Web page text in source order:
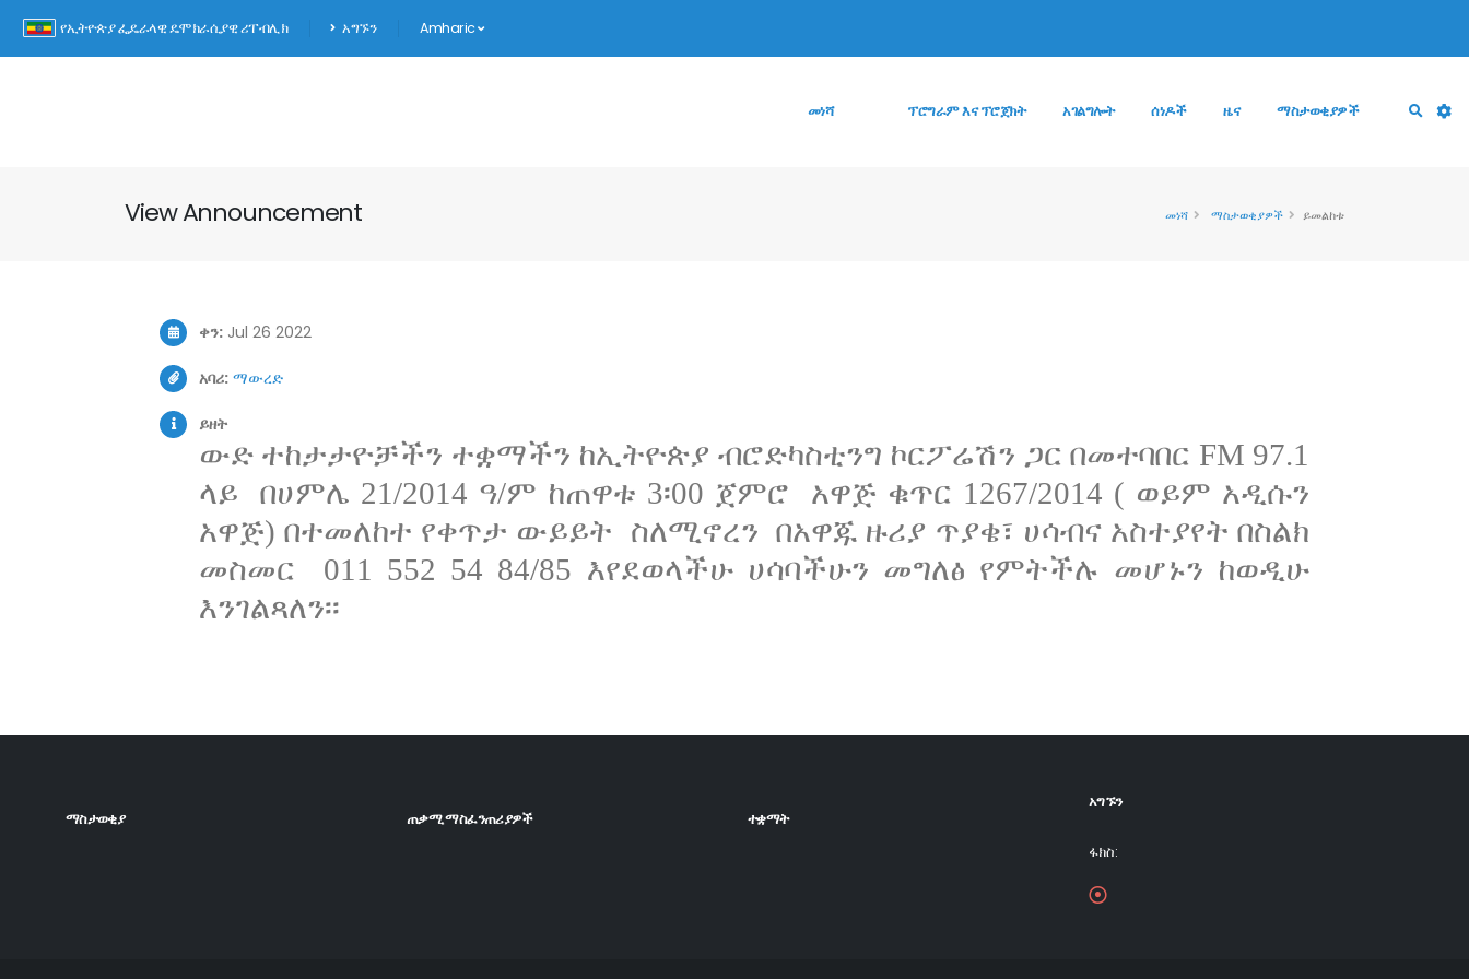
የኢትዮጵያ ፌዴራላዊ ዴሞክራሲያዊ ሪፐብሊክ አግኙን Amharic
መነሻ ፕሮግራም እና ፕሮጀክት አገልግሎት ሰነዶች ዜና ማስታወቂያዎች
View Announcement መነሻ ማስታወቂያዎች ይመልከቱ
ቀን: Jul 26 2022
አባሪ: ማውረድ
ይዘት
ውድ ተከታታዮቻችን ተቋማችን ከኢትዮጵያ ብሮድካስቲንግ ኮርፖሬሽን ጋር በመተባበር FM 97.1
ላይ በሀምሌ 21/2014 ዓ/ም ከጠዋቱ 3፡00 ጀምሮ አዋጅ ቁጥር 1267/2014 ( ወይም አዲሱን
አዋጅ) በተመለከተ የቀጥታ ውይይት ስለሚኖረን በአዋጁ ዙሪያ ጥያቄ፣ ሀሳብና አስተያየት በስልክ
መስመር 011 552 54 84/85 እየደወላችሁ ሀሳባችሁን መግለፅ የምትችሉ መሆኑን ከወዲሁ
እንገልጻለን፡፡
ማስታወቂያ ጠቃሚ ማስፈንጠሪያዎች ተቋማት
አግኙን
ፋክስ: